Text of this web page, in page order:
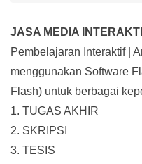
JASA MEDIA
Pembelajaran Interaktif|
menggunakan Software
Flash) untuk berbagai
1. TUGAS AKHIR
2. SKRIPSI
3. TESIS